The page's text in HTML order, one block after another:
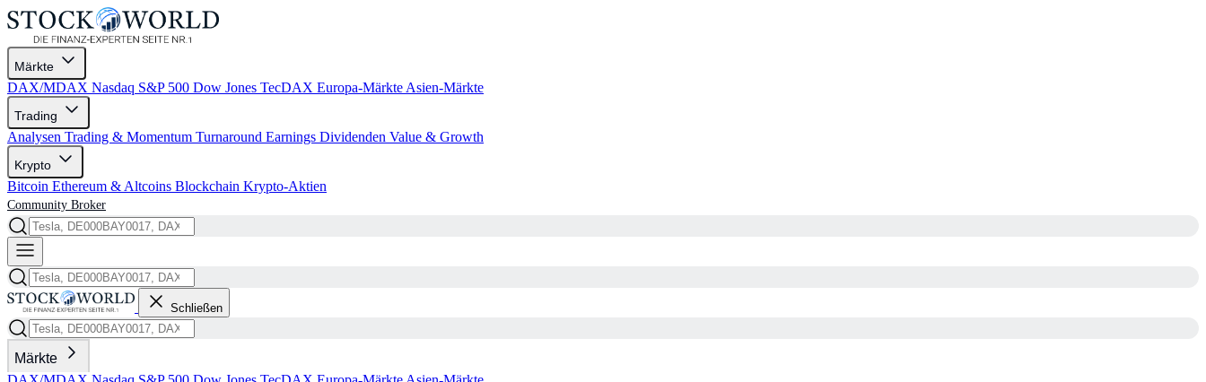
Märkte
DAX/MDAX Nasdaq S&P 500 Dow Jones TecDAX Europa-Märkte Asien-Märkte
Trading
Analysen Trading & Momentum Turnaround Earnings Dividenden Value & Growth
Krypto
Bitcoin Ethereum & Altcoins Blockchain Krypto-Aktien
Community Broker
Schließen
Märkte